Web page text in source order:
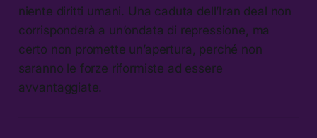
niente diritti umani. Una caduta dell’Iran deal non
corrisponderà a un’ondata di repressione, ma
certo non promette un’apertura, perché non
saranno le forze riformiste ad essere
avvantaggiate.